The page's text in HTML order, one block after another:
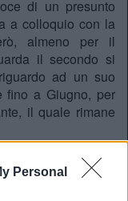
Personal
di un presunto
a colloquio con la
almeno per il
il secondo si
ad un suo
fino a Giugno, per
il quale rimane
Hiddink, ma
riguardo a
parlerà ancora per